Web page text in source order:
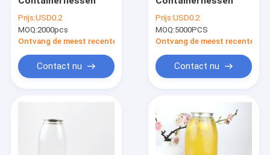
Prijs:USD0.2
MOQ:2000pcs
Ontvang de meest recente Prijs
Contact nu
Prijs:USD0.2
MOQ:5000PCS
Ontvang de meest recente
Contact nu